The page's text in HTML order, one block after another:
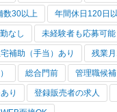
数30以上 年間休日120日
なし 未経験者も応募可能
補助（手当）あり 残業
総合門前 管理職候補
り 登録販売者の求人